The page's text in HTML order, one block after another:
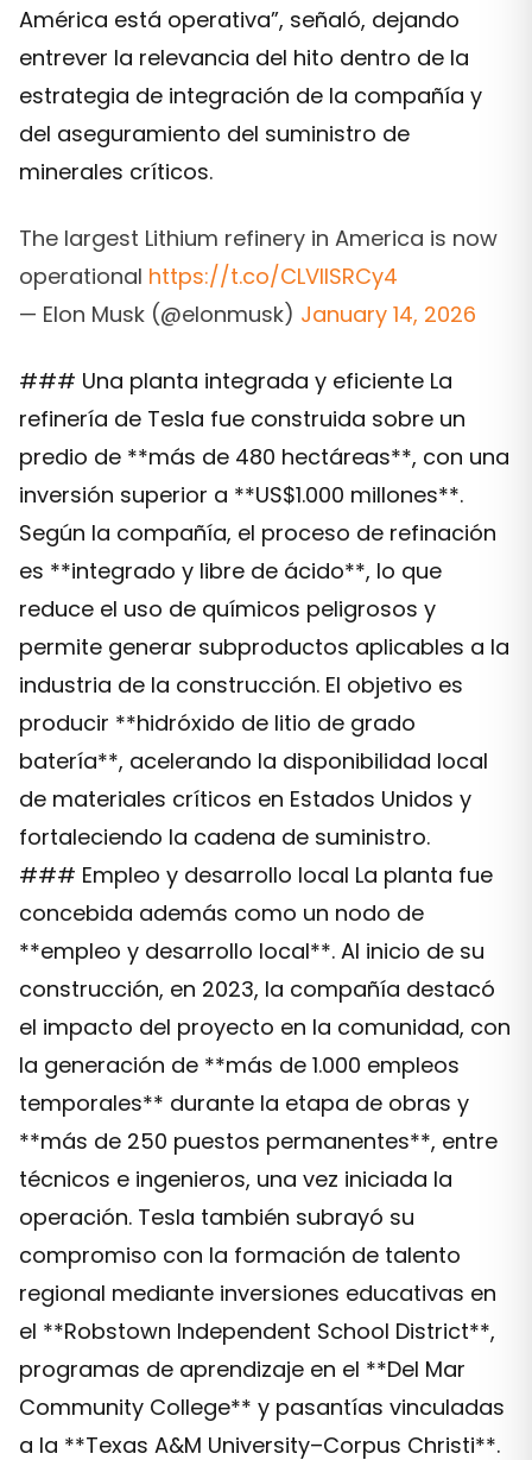
América está operativa”, señaló, dejando
entrever la relevancia del hito dentro de la
estrategia de integración de la compañía y
del aseguramiento del suministro de
minerales críticos.
The largest Lithium refinery in America is now
operational https://t.co/CLVlISRCy4
— Elon Musk (@elonmusk) January 14, 2026
### Una planta integrada y eficiente La
refinería de Tesla fue construida sobre un
predio de **más de 480 hectáreas**, con una
inversión superior a **US$1.000 millones**.
Según la compañía, el proceso de refinación
es **integrado y libre de ácido**, lo que
reduce el uso de químicos peligrosos y
permite generar subproductos aplicables a la
industria de la construcción. El objetivo es
producir **hidróxido de litio de grado
batería**, acelerando la disponibilidad local
de materiales críticos en Estados Unidos y
fortaleciendo la cadena de suministro.
### Empleo y desarrollo local La planta fue
concebida además como un nodo de
**empleo y desarrollo local**. Al inicio de su
construcción, en 2023, la compañía destacó
el impacto del proyecto en la comunidad, con
la generación de **más de 1.000 empleos
temporales** durante la etapa de obras y
**más de 250 puestos permanentes**, entre
técnicos e ingenieros, una vez iniciada la
operación. Tesla también subrayó su
compromiso con la formación de talento
regional mediante inversiones educativas en
el **Robstown Independent School District**,
programas de aprendizaje en el **Del Mar
Community College** y pasantías vinculadas
a la **Texas A&M University–Corpus Christi**.